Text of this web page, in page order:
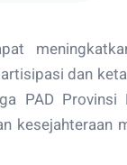
dan
PAD
kesejahteraan